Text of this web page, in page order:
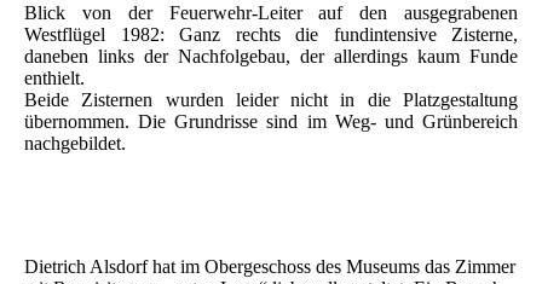
Blick von der Feuerwehr-Leiter auf den ausgegrabenen
Westflügel 1982: Ganz rechts die fundintensive Zisterne,
daneben links der Nachfolgebau, der allerdings kaum Funde
enthielt.
Beide Zisternen wurden leider nicht in die Platzgestaltung
übernommen. Die Grundrisse sind im Weg- und Grünbereich
nachgebildet.
Dietrich Alsdorf hat im Obergeschoss des Museums das Zimmer